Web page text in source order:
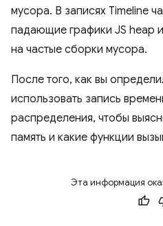
мусора. В записях Timeline
падающие графики JS heap
на частые сборки мусора.
После того, как вы
использовать запись
распределения, чтобы
память и какие функции
Эта информация